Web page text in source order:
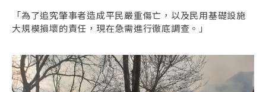
「為了追究肇事者造成平民嚴重傷亡，以及民用基礎設施
大規模損壞的責任，現在急需進行徹底調查。」